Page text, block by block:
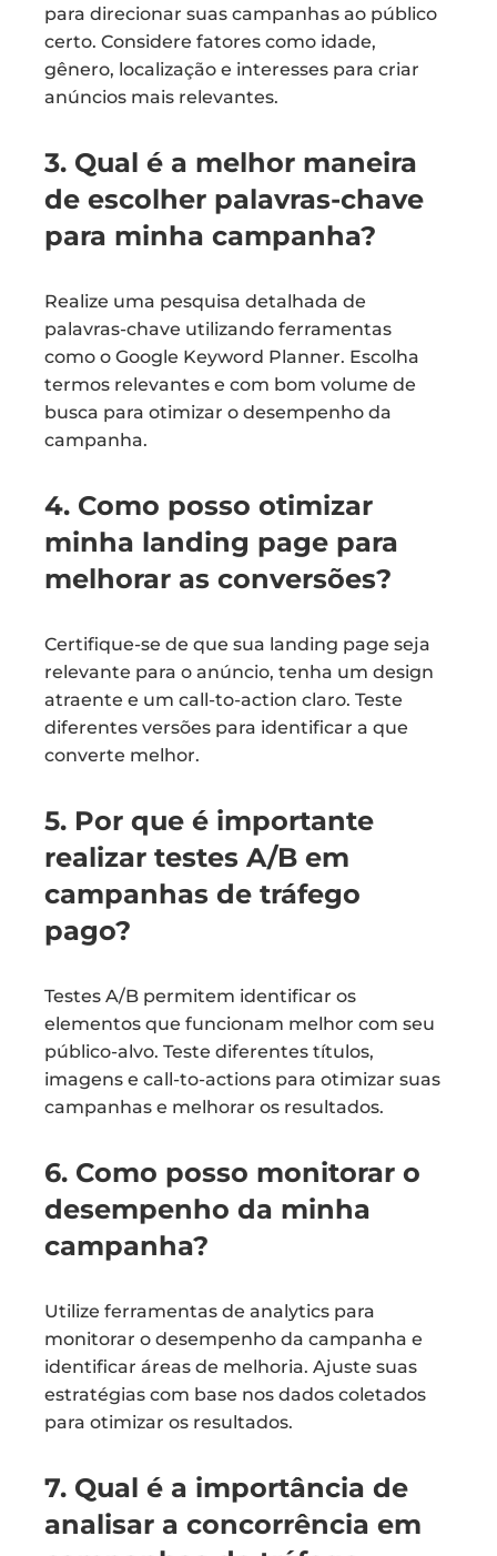
para direcionar suas campanhas ao público
certo. Considere fatores como idade,
gênero, localização e interesses para criar
anúncios mais relevantes.
3. Qual é a melhor maneira
de escolher palavras-chave
para minha campanha?
Realize uma pesquisa detalhada de
palavras-chave utilizando ferramentas
como o Google Keyword Planner. Escolha
termos relevantes e com bom volume de
busca para otimizar o desempenho da
campanha.
4. Como posso otimizar
minha landing page para
melhorar as conversões?
Certifique-se de que sua landing page seja
relevante para o anúncio, tenha um design
atraente e um call-to-action claro. Teste
diferentes versões para identificar a que
converte melhor.
5. Por que é importante
realizar testes A/B em
campanhas de tráfego
pago?
Testes A/B permitem identificar os
elementos que funcionam melhor com seu
público-alvo. Teste diferentes títulos,
imagens e call-to-actions para otimizar suas
campanhas e melhorar os resultados.
6. Como posso monitorar o
desempenho da minha
campanha?
Utilize ferramentas de analytics para
monitorar o desempenho da campanha e
identificar áreas de melhoria. Ajuste suas
estratégias com base nos dados coletados
para otimizar os resultados.
7. Qual é a importância de
analisar a concorrência em